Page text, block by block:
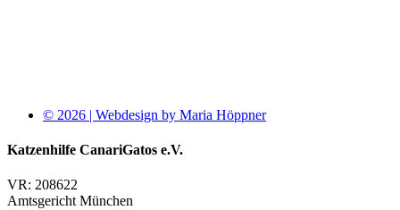
© 2026 | Webdesign by Maria Höppner
Katzenhilfe CanariGatos e.V.
VR: 208622
Amtsgericht München